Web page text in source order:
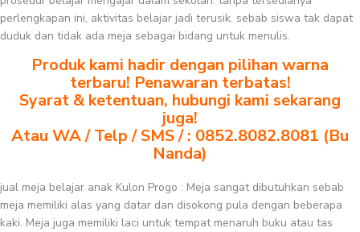
perlengkapan ini, aktivitas belajar jadi terusik. sebab siswa tak dapat
duduk dan tidak ada meja sebagai bidang untuk menulis.
Produk kami hadir dengan pilihan warna
terbaru! Penawaran terbatas!
Syarat & ketentuan, hubungi kami sekarang
juga!
Atau WA / Telp / SMS / : 0852.8082.8081 (Bu
Nanda)
jual meja belajar anak Kulon Progo : Meja sangat dibutuhkan sebab
meja memiliki alas yang datar dan disokong pula dengan beberapa
kaki. Meja juga memiliki laci untuk tempat menaruh buku atau tas